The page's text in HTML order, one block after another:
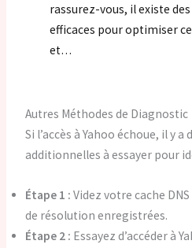
rassurez-vous, il existe
efficaces pour optimiser
et…
Autres Méthodes de Diagnostic
Si l’accès à Yahoo échoue, il y
additionnelles à essayer pour
Étape 1 : Videz votre cache
de résolution enregistrées.
Étape 2 : Essayez d’accéder à